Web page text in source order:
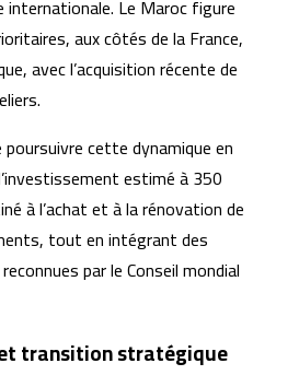
internationale. Le Maroc figure
aux côtés de la France,
avec l’acquisition récente de
cette dynamique en
estimé à 350
à l’achat et à la rénovation de
tout en intégrant des
par le Conseil mondial
transition stratégique